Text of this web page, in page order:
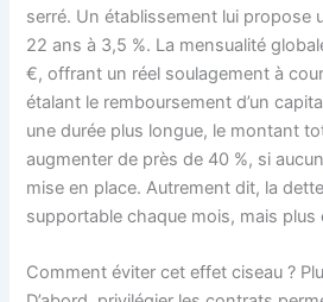
serré. Un établissement lui propose
22 ans à 3,5 %. La mensualité
€, offrant un réel soulagement à
étalant le remboursement d’un
une durée plus longue, le montant
augmenter de près de 40 %, si
mise en place. Autrement dit, la
supportable chaque mois, mais plus
Comment éviter cet effet ciseau ?